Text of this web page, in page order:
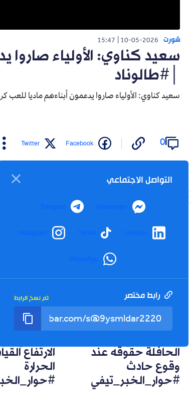
شورت 10-05-2026
15:47
سعيد كناوي: الأولياء صاروا
│#طالوناد
سعيد كناوي: الأولياء صاروا يدعمون أبناءهم ماديا للعب
0
Facebook
Twitter
التواصل الاجتماعي
Messenger
Telegram
LinkedIn
TikTok
Instagram
WhatsApp
رابط مختصر تم نسخ الرابط
شورت
تعويضات وضمانات..
الحافلة حقوقه عند
وقوع حادث
#حوار_الخبر_تيفي
شورت 07-2026
خبيرة في
المناخي
الارتفاع
الحرارة